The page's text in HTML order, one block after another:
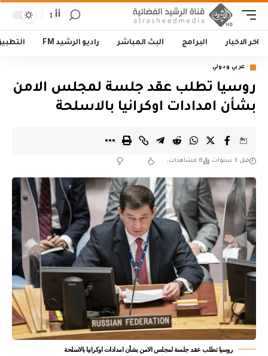
أأ
اخر الاخبار البرامج البث المباشر راديو الرشيد FM
عربي ودولي
روسيا تطلب عقد جلسة لمجلس الامن
بشأن امدادات اوكرانيا بالاسلحة
قبل 3 سنوات 8 مشاهدات
روسيا تطلب عقد جلسة لمجلس الامن بشأن امدادات اوكرانيا بالاسلحة